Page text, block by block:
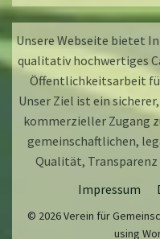
Unsere Webseite bietet
qualitativ hochwertiges
Öffentlichkeitsarbeit
Unser Ziel ist ein
kommerzieller Zugang
gemeinschaftlichen,
Qualität, Transparenz
Impressum
© 2026 Verein für
using